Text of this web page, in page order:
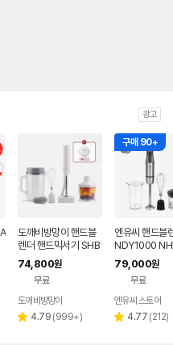
광고
도깨비방망이 핸드블
렌더 핸드믹서기 SHB
2300
74,800원
무료
페이
도깨비방망이
별 4.79 리
(999+)
구매 90+
엔유씨 핸드블
NDY1000
0K 매트건메탈
000W
79,000원
무료
엔유씨 스토어
별 4.77 리
(212)